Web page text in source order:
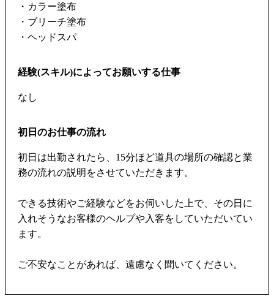
・カラー塗布
・ブリーチ塗布
・ヘッドスパ
経験(スキル)によってお願いする仕事
なし
初日のお仕事の流れ
初日は出勤されたら、15分ほど道具の場所の確認と業
務の流れの説明をさせていただきます。
できる技術やご経験などをお伺いした上で、その日に
入れそうなお客様のヘルプや入客をしていただいてい
ます。
ご不安なことがあれば、遠慮なく聞いてください。